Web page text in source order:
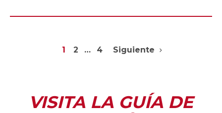
1 2 … 4 Siguiente
VISITA LA GUÍA DE